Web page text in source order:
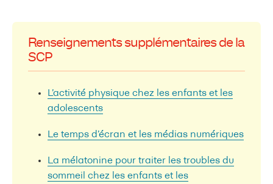
Renseignements supplémentaires de la
SCP
L’activité physique chez les enfants et les
adolescents
Le temps d’écran et les médias numériques
La mélatonine pour traiter les troubles du
sommeil chez les enfants et les